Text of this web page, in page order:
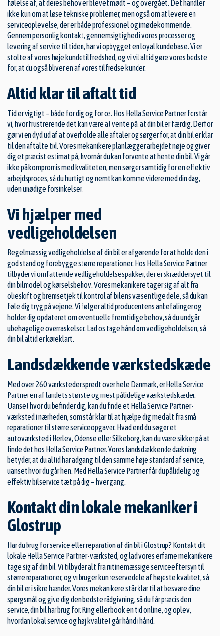
følelse af, at deres behov er blevet mødt – og overgået. Det handler
ikke kun om at løse tekniske problemer, men også om at levere en
serviceoplevelse, der er både professionel og imødekommende.
Gennem personlig kontakt, gennemsigtighed i vores processer og
levering af service til tiden, har vi opbygget en loyal kundebase. Vi er
stolte af vores høje kundetilfredshed, og vi vil altid gøre vores bedste
for, at du også bliver en af vores tilfredse kunder.
Altid klar til aftalt tid
Tid er vigtigt – både for dig og for os. Hos Hella Service Partner forstår
vi, hvor frustrerende det kan være at vente på, at din bil er færdig. Derfor
gør vi en dyd ud af at overholde alle aftaler og sørger for, at din bil er klar
til den aftalte tid. Vores mekanikere planlægger arbejdet nøje og giver
dig et præcist estimat på, hvornår du kan forvente at hente din bil. Vi går
ikke på kompromis med kvaliteten, men sørger samtidig for en effektiv
arbejdsproces, så du hurtigt og nemt kan komme videre med din dag,
uden unødige forsinkelser.
Vi hjælper med
vedligeholdelsen
Regelmæssig vedligeholdelse af din bil er afgørende for at holde den i
god stand og forebygge større reparationer. Hos Hella Service Partner
tilbyder vi omfattende vedligeholdelsespakker, der er skræddersyet til
din bilmodel og kørselsbehov. Vores mekanikere tager sig af alt fra
olieskift og bremsetjek til kontrol af bilens væsentlige dele, så du kan
føle dig tryg på vejene. Vi følger altid producentens anbefalinger og
holder dig opdateret om eventuelle fremtidige behov, så du undgår
ubehagelige overraskelser. Lad os tage hånd om vedligeholdelsen, så
din bil altid er køreklart.
Landsdækkende værkstedskæde
Med over 260 værksteder spredt over hele Danmark, er Hella Service
Partner en af landets største og mest pålidelige værkstedskæder.
Uanset hvor du befinder dig, kan du finde et Hella Service Partner-
værksted i nærheden, som står klar til at hjælpe dig med alt fra små
reparationer til større serviceopgaver. Hvad end du søger et
autoværksted i Herlev,OdenseellerSilkeborg, kan du være sikker på at
finde det hos Hella Service Partner. Vores landsdækkende dækning
betyder, at du altid har adgang til den samme høje standard af service,
uanset hvor du går hen. Med Hella Service Partner får du pålidelig og
effektiv bilservice tæt på dig – hver gang.
Kontakt din lokale mekaniker i
Glostrup
Har du brug for service eller reparation af din bil i Glostrup? Kontakt dit
lokale Hella Service Partner-værksted, og lad vores erfarne mekanikere
tage sig af din bil. Vi tilbyder alt fra rutinemæssige serviceeftersyn til
større reparationer, og vi bruger kun reservedele af højeste kvalitet, så
din bil er i sikre hænder. Vores mekanikere står klar til at besvare dine
spørgsmål og give dig den bedste rådgivning, så du får præcis den
service, din bil har brug for. Ring eller book en tid online, og oplev,
hvordan lokal service og høj kvalitet går hånd i hånd.